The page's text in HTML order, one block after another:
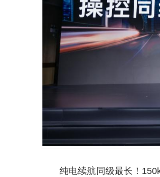
纯电续航同级最长！